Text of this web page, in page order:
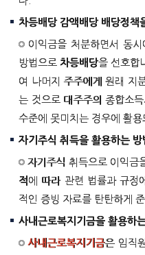
차등배당 감액배당 배당정책
이익금을 처분하면서 동
방법으로 차등배당을 선호합
여 나머지 주주에게 원래 지
는 것으로 대주주의 종합소
수준에 못미치는 경우에 활용
자기주식 취득을 활용하는 방
자기주식 취득으로 이익금
적에 따라 관련 법률과 규정
적인 증빙 자료를 탄탄하게
사내근로복지기금을 활용하
사내근로복지기금은 임직